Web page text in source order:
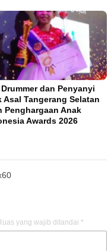
dan Penyanyi
Asal Tangerang Selatan
Penghargaan Anak
Awards 2026
yang wajib ditandai *